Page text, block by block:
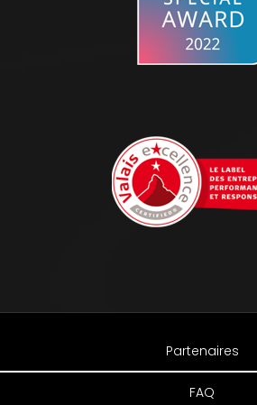
Partenaires
FAQ